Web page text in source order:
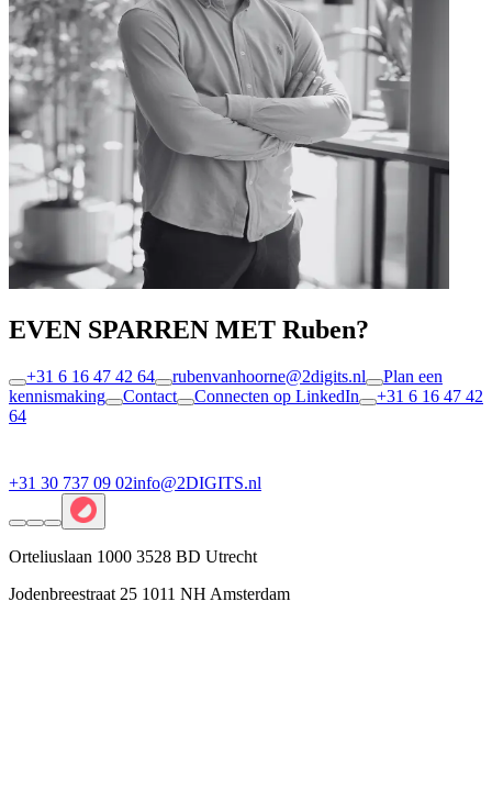
EVEN SPARREN MET Ruben?
+31 6 16 47 42 64 rubenvanhoorne@2digits.nl
Plan een
kennismaking
Contact Connecten op LinkedIn
+31 6 16 47 42
64
+31 30 737 09 02info@2DIGITS.nl
Orteliuslaan 1000 3528 BD Utrecht
Jodenbreestraat 25 1011 NH Amsterdam